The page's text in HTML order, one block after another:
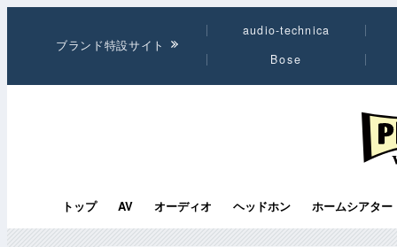
ブランド特設サイト
audio-technica
Bose
トップ AV オーディオ ヘッドホン ホームシアター